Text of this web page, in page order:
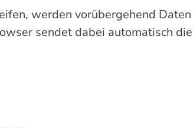
werden vorübergehend
sendet dabei automatisch